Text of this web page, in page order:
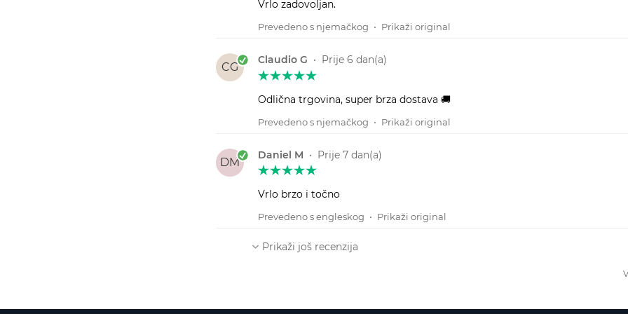
Vrlo zadovoljan.
Prevedeno s njemačkog • Prikaži original
CG
Claudio G • Prije 6 dan(a)
Odlična trgovina, super brza dostava 🚚
Prevedeno s njemačkog • Prikaži original
DM
Daniel M • Prije 7 dan(a)
Vrlo brzo i točno
Prevedeno s engleskog • Prikaži original
Prikaži još recenzija